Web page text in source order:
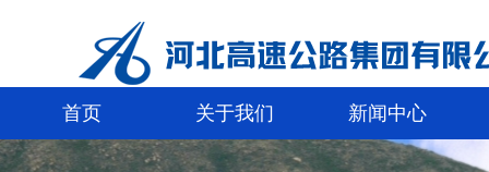
首页 关于我们 新闻中心